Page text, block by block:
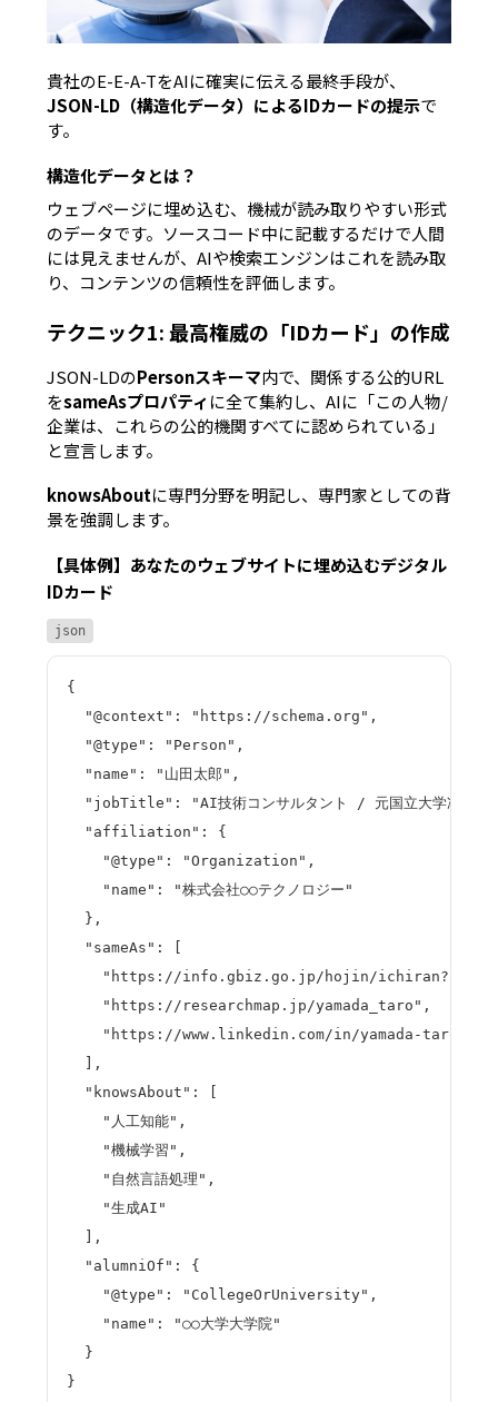
貴社のE-E-A-TをAIに確実に伝える最終手段が、
JSON-LD（構造化データ）によるIDカードの提示で
す。
構造化データとは？
ウェブページに埋め込む、機械が読み取りやすい形式
のデータです。ソースコード中に記載するだけで人間
には見えませんが、 AIや検索エンジンはこれを読み取
り、コンテンツの信頼性を評価します。
テクニック1: 最高権威の「IDカード」の作成
JSON-LDのPersonスキーマ内で、関係する公的URL
をsameAsプロパティに全て集約し、AIに「この人物/
企業は、これらの公的機関すべてに認められている」
と宣言します。
knowsAboutに専門分野を明記し、専門家としての背
景を強調します。
【具体例】あなたのウェブサイトに埋め込むデジタル
IDカード
json
{
  "@context": "https://schema.org",
  "@type": "Person",
  "name": "山田太郎",
"jobTitle": "AI技術コンサルタント / 元国立大学准教授
  "affiliation": {
    "@type": "Organization",
    "name": "株式会社○○テクノロジー"
  },
  "sameAs": [
"https://info.gbiz.go.jp/hojin/
    "https://researchmap.jp/yamada_taro",
    "https://www.linkedin.com/in/yamada-taro"
  ],
  "knowsAbout": [
    "人工知能",
    "機械学習",
    "自然言語処理",
    "生成AI"
  ],
  "alumniOf": {
    "@type": "CollegeOrUniversity",
    "name": "○○大学大学院"
  }
}